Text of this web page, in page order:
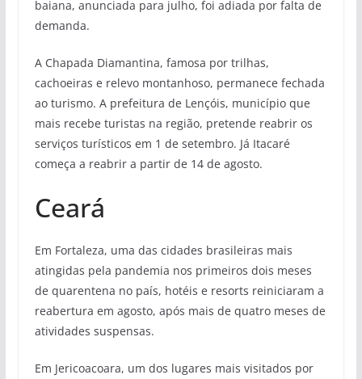
baiana, anunciada para julho, foi adiada por falta de
demanda.
A Chapada Diamantina, famosa por trilhas,
cachoeiras e relevo montanhoso, permanece fechada
ao turismo. A prefeitura de Lençóis, município que
mais recebe turistas na região, pretende reabrir os
serviços turísticos em 1 de setembro. Já Itacaré
começa a reabrir a partir de 14 de agosto.
Ceará
Em Fortaleza, uma das cidades brasileiras mais
atingidas pela pandemia nos primeiros dois meses
de quarentena no país, hotéis e resorts reiniciaram a
reabertura em agosto, após mais de quatro meses de
atividades suspensas.
Em Jericoacoara, um dos lugares mais visitados por